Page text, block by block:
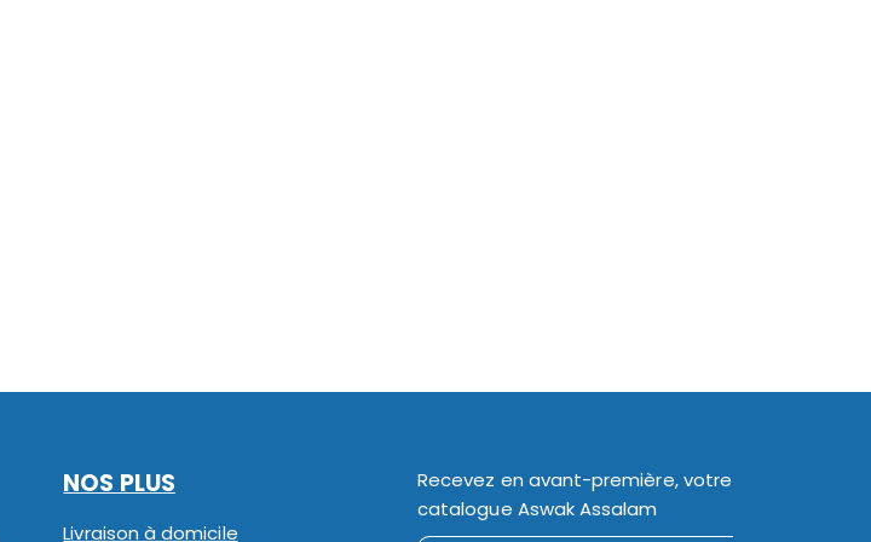
NOS PLUS
Livraison à domicile
Recevez en avant-première, votre
catalogue Aswak Assalam